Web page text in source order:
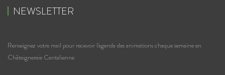
NEWSLETTER
Renseignez votre mail pour recevoir l'agenda des animations chaque semaine en
Châtaigneraie Cantalienne